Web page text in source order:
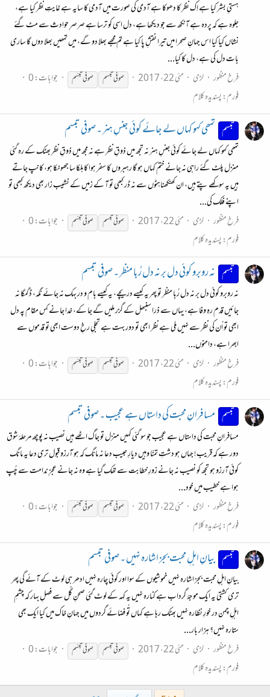
ہستیِ بشر کیا ہے اِک نظر کا دھوکا ہے آدمی کی صورت میں آدمی کا سایہ ہے غایتِ نظر کیا ہے،
جلوہ ہے کہ پردہ ہے آنکھ سے جو دیکھا ہے، دل اسی کو ترسا ہے صرصرِ حوادث سے مٹ گئے
نشاں کیا کیا اس جہانِ صحرا میں تیرا نقشِ پا کیا ہے تم مجھے بھلا دو گے، میں تمھیں بھلا دوں گا ساری
بات دل کی ہے، دل کا کیا...
فرخ منظور لڑی مئی 22، 2017 صوفیتبسم صوفیتبسّم
جوابات: 0
فورم:پسندیدہ کلام
تبسم تمھی کہو کہاں لے جائے کوئی جنسِ ہنر ۔ صوفی تبسم
تمھی کہو کہاں لے جائے کوئی جنسِ ہنر نہ تجھ میں ذوقِ نظر ہے نہ مجھ میں ذوقِ نظر بھٹک کے رہ گئی
منزل پلٹ گئے راہی نہ جانے ختم کہاں ہو گا رہبروں کا سفر ہوا کا ہلکا سا جھونکا ہو، کانپ جاتے
ہیں یہ سوکھے پتے ہیں، ان کھنکھناہٹوں سے نہ ڈر کبھی تو آ کے زمیں کے نشیب زار بھی دیکھ کبھی تو
اپنے فلک کی...
فرخ منظور لڑی مئی 22، 2017 صوفیتبسم صوفیتبسّم
جوابات: 0
فورم:پسندیدہ کلام
تبسم نہ روبرو کوئی دل بر نہ دل رُبا منظر ۔ صوفی تبسم
نہ روبرو کوئی دل بر نہ دل رُبا منظر تو پھر یہ کیسے دریچے، یہ کیسے بام و در بہک نہ جائے نگہ، ڈگمگا نہ
جائیں قدم رہِ وفا ہے، یہاں سے ذرا سنبھل کے گزر ملیں گے جا کے، خدا جانے کِس مقام پہ دل
ابھی تو اُن کی نظر سے نہیں ملی ہے نظر ابھی تو دور بہت ہے تجلیِ رخِ دوست ابھی تو قدموں سے
ابھرا ہے، دامنوں...
فرخ منظور لڑی مئی 22، 2017 صوفیتبسم صوفیتبسّم
جوابات: 0
فورم:پسندیدہ کلام
تبسم مسافرانِ محبت کی داستاں ہے عجیب ۔ صوفی تبسم
مسافرانِ محبت کی داستاں ہے عجیب جو سو گئی کہیں منزل تو جاگ اٹھے ہیں نصیب نہ پوچھ مرحلۂ شوق
دور ہے کہ قریب! جہاں ہو دشتِ تمنّا وہیں دیارِ حبیب دعا نہ مانگ کہ ہو آرزو قبول تری دعا یہ مانگ
کوئی آرزو ہو تجھ کو نصیب نہ جانے زورِ خطابت سے تھک گیا ہے وہ نہ جانے عجزِ ندامت سے چُپ
ہوا ہے خطیب میں خود...
فرخ منظور لڑی مئی 22، 2017 صوفیتبسم صوفیتبسّم
جوابات: 0
فورم:پسندیدہ کلام
تبسم بیانِ اہلِ محبت بجز اشارہ نہیں ۔ صوفی تبسم
بیانِ اہلِ محبت بجز اشارہ نہیں خموشیوں کے سوا اور کوئی چارہ نہیں ادھر ہی لوٹ کے آئے گی پھر
تری کشتی یہ ایک موجۂ گرداب ہے کنارہ نہیں یہ کہہ کے لوٹ گئی صحنِ گُل سے فصلِ بہار کہ چشمِ
اہلِ چمن در خورِ نظارہ نہیں بھٹک رہا ہے کہاں تُو فضائے گردوں میں جہانِ خاک میں کیا ایک بھی
ستارہ نہیں؟ ہزار بار...
فرخ منظور لڑی مئی 22، 2017 صوفیتبسم صوفیتبسّم
جوابات: 0
فورم:پسندیدہ کلام